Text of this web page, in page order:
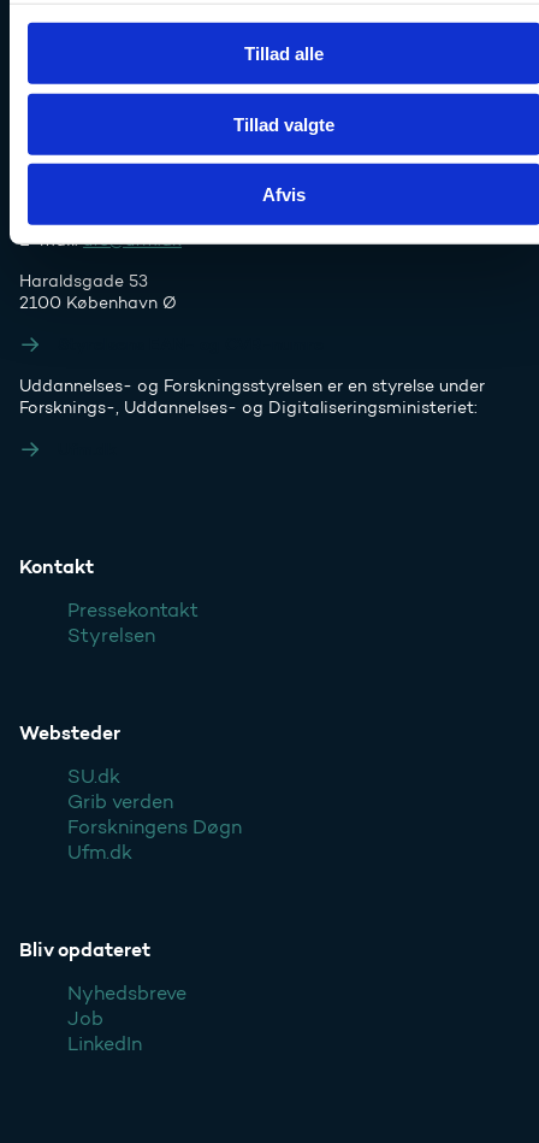
Tillad alle
Tillad valgte
Afvis
Uddannelses- og Forskningsstyrelsen
Tlf. 7231 7800
E-mail:ufs@ufm.dk
Haraldsgade 53
2100 København Ø
Uddannelses- og Forskningsstyrelsen er en styrelse under
Forsknings-, Uddannelses- og Digitaliseringsministeriet:
Kontakt
Pressekontakt
Styrelsen
Websteder
SU.dk
Grib verden
Forskningens Døgn
Ufm.dk
Bliv opdateret
Nyhedsbreve
Job
LinkedIn